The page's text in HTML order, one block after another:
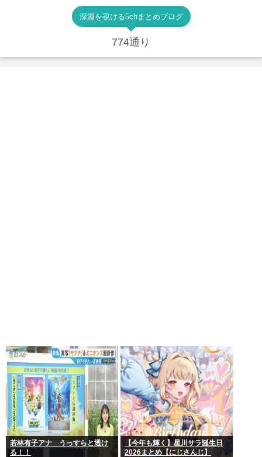
深淵を覗ける5chまとめブログ
774通り
若林有子アナ うっすらと透け
る！！
【今年も輝く】星川サラ誕生日
2026まとめ【にじさんじ】